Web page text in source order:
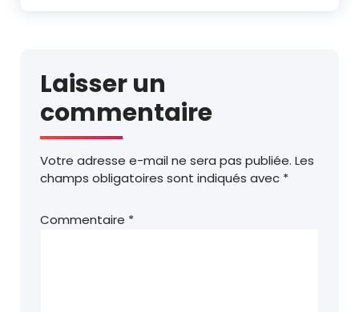
Laisser un
commentaire
Votre adresse e-mail ne sera pas publiée. Les
champs obligatoires sont indiqués avec *
Commentaire *